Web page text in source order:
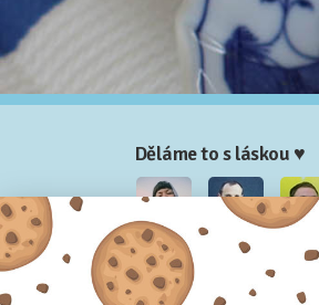
Děláme to s láskou ♥
Nela Josef Honza